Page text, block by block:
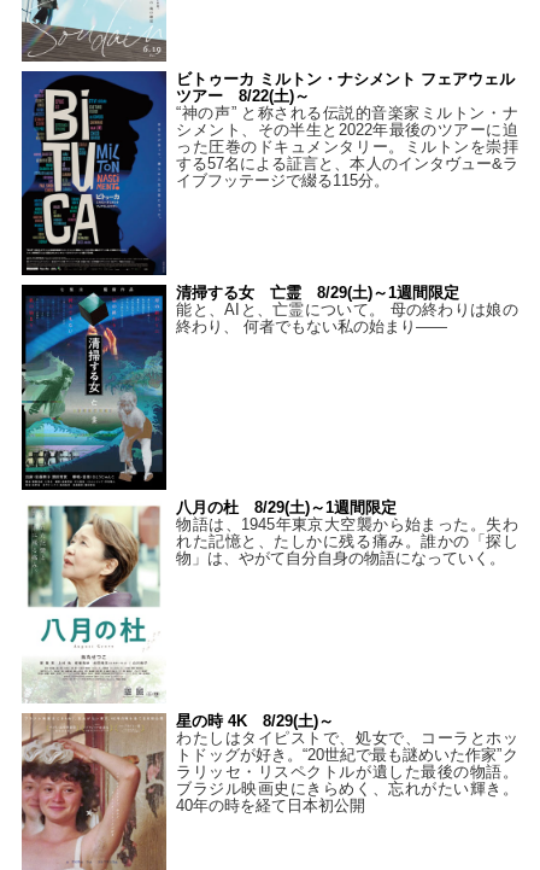
ビトゥーカ ミルトン・ナシメント フェアウェル
ツアー 8/22(土)～
“神の声” と称される伝説的音楽家ミルトン・ナ
シメント、その半生と2022年最後のツアーに迫
った圧巻のドキュメンタリー。ミルトンを崇拝
する57名による証言と、本人のインタヴュー&ラ
イブフッテージで綴る115分。
清掃する女 亡霊 8/29(土)～1週間限定
能と、AIと、亡霊について。 母の終わりは娘の
終わり、 何者でもない私の始まり――
八月の杜 8/29(土)～1週間限定
物語は、1945年東京大空襲から始まった。失わ
れた記憶と、たしかに残る痛み。誰かの「探し
物」は、やがて自分自身の物語になっていく。
星の時 4K 8/29(土)～
わたしはタイピストで、処⼥で、コーラとホッ
トドッグが好き。“20世紀で最も謎めいた作家”ク
ラリッセ・リスペクトルが遺した最後の物語。
ブラジル映画史にきらめく、忘れがたい輝き。
40年の時を経て⽇本初公開